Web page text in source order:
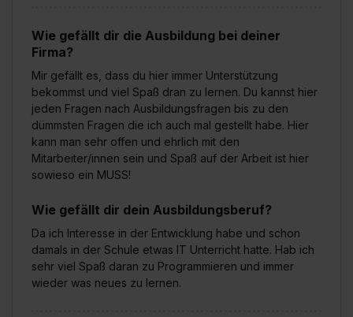
Wie gefällt dir die Ausbildung bei deiner
Firma?
Mir gefällt es, dass du hier immer Unterstützung
bekommst und viel Spaß dran zu lernen. Du kannst hier
jeden Fragen nach Ausbildungsfragen bis zu den
dümmsten Fragen die ich auch mal gestellt habe. Hier
kann man sehr offen und ehrlich mit den
Mitarbeiter/innen sein und Spaß auf der Arbeit ist hier
sowieso ein MUSS!
Wie gefällt dir dein Ausbildungsberuf?
Da ich Interesse in der Entwicklung habe und schon
damals in der Schule etwas IT Unterricht hatte. Hab ich
sehr viel Spaß daran zu Programmieren und immer
wieder was neues zu lernen.